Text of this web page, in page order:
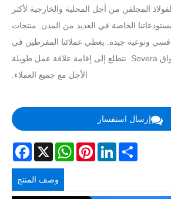
المجلفن من أجل المحلية والخارجية لأكثر
مستودعاتنا الخاصة في العديد من المدن. منتجات
ونوعية جيدة. يغطي عملائنا المفرطين في
جميع أنحاء العالم أسواق Sovera. نتطلع إلى إقامة علاقة عمل طويلة
الأجل مع جميع العملاء.
إرسال استفسار
X
WhatsAppPinterestLinkedInShare
وصف المنتج